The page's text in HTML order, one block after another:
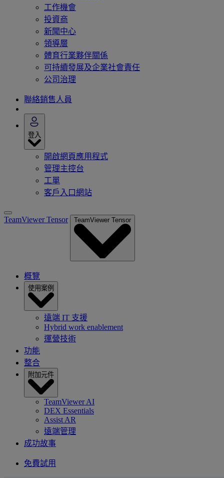
工作機會
投資商
新聞中心
領導層
體育行業夥伴關係
可持續發展及企業社會責任
公司治理
聯絡銷售人員
登入
開啟網頁應用程式
管理主控台
工單
客戶入口網站
TeamViewer Tensor TeamViewer Tensor
概覽
使用案例
遠端 IT 支援
Hybrid work enablement
運營技術
功能
整合
附加元件
TeamViewer AI
DEX Essentials
Assist AR
遠端管理
成功故事
免費試用